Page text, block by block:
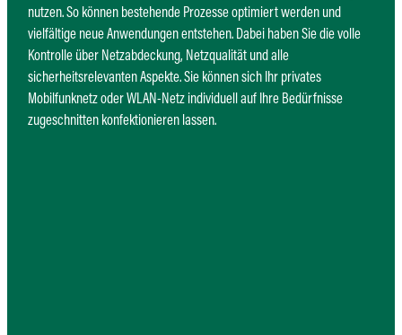
nutzen. So können bestehende Prozesse optimiert werden und
vielfältige neue Anwendungen entstehen. Dabei haben Sie die volle
Kontrolle über Netzabdeckung, Netzqualität und alle
sicherheitsrelevanten Aspekte. Sie können sich Ihr privates
Mobilfunknetz oder WLAN-Netz individuell auf Ihre Bedürfnisse
zugeschnitten konfektionieren lassen.